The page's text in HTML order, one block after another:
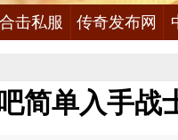
击私服 传奇发布网
简单入手战